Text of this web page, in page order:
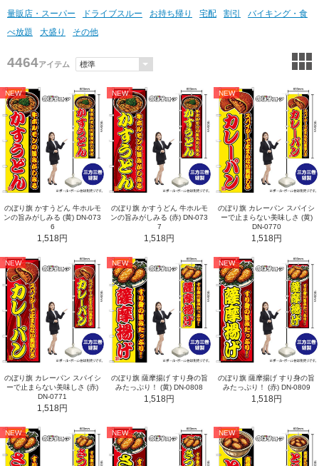
量販店・スーパー
ドライブスルー お持ち帰り 宅配 割引
バイキング・食
べ放題
大盛り その他
4464アイテム
NEW
のぼり旗 かすうどん 牛ホルモ
ンの旨みがしみる (黄) DN-073
6
1,518円
NEW
のぼり旗 かすうどん 牛ホルモ
ンの旨みがしみる (赤) DN-073
7
1,518円
NEW
のぼり旗 カレーパン スパイシ
ーで止まらない美味しさ (黄)
DN-0770
1,518円
NEW
のぼり旗 カレーパン スパイシ
ーで止まらない美味しさ (赤)
DN-0771
1,518円
NEW
のぼり旗 薩摩揚げ すり身の旨
みたっぷり！ (黄) DN-0808
1,518円
NEW
のぼり旗 薩摩揚げ すり身の旨
みたっぷり！ (赤) DN-0809
1,518円
NEW NEW NEW